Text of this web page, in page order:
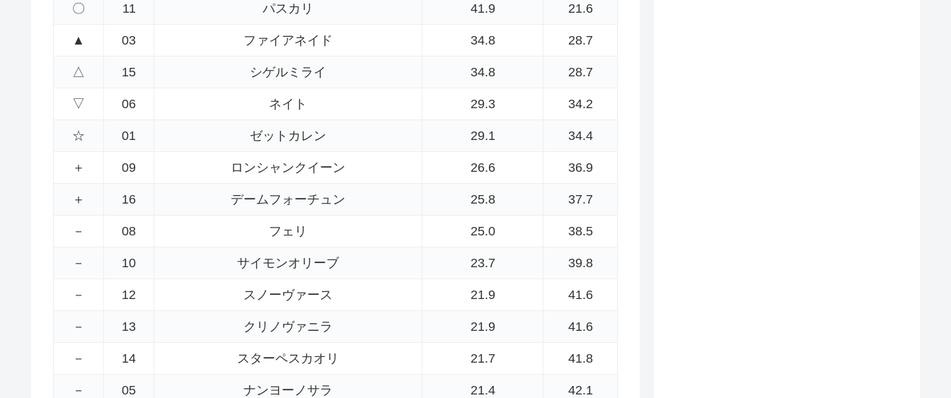
〇 11 パスカリ 41.9 21.6
▲ 03 ファイアネイド 34.8 28.7
△ 15 シゲルミライ 34.8 28.7
▽ 06 ネイト 29.3 34.2
☆ 01 ゼットカレン 29.1 34.4
＋ 09 ロンシャンクイーン 26.6 36.9
＋ 16 デームフォーチュン 25.8 37.7
－ 08 フェリ 25.0 38.5
－ 10 サイモンオリーブ 23.7 39.8
－ 12 スノーヴァース 21.9 41.6
－ 13 クリノヴァニラ 21.9 41.6
－ 14 スターペスカオリ 21.7 41.8
－ 05 ナンヨーノサラ 21.4 42.1